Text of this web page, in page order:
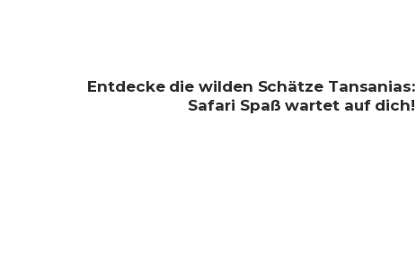
Entdecke die wilden Schätze Tansanias:
Safari Spaß wartet auf dich!